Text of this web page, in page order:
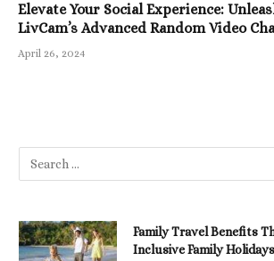
Elevate Your Social Experience:
LivCam’s Advanced Random Video
April 26, 2024
Family Travel Benefits
Inclusive Family